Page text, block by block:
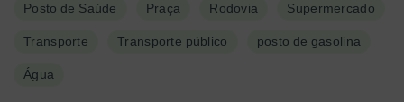
Posto de Saúde Praça Rodovia Supermercado
Transporte Transporte público posto de gasolina
Água